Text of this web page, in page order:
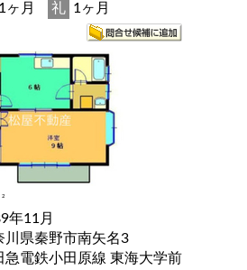
1ヶ月 礼 1ヶ月
2
年11月
川県秦野市南矢名3
急電鉄小田原線 東海大学前